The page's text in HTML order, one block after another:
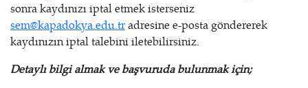
sonra kaydınızı iptal etmek isterseniz
sem@kapadokya.edu.tradresine e-posta göndererek
kaydınızın iptal talebini iletebilirsiniz.
Detaylı bilgi almak ve başvuruda bulunmak için;